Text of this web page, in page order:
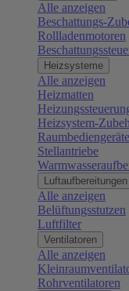
Alle anzeigen
Beschattungs-
Rollladenmotoren
Heizsysteme
Alle anzeigen
Heizmatten
Heizsystem-
Raumbediengeräte
Stellantriebe
Luftaufbereitungen
Alle anzeigen
Belüftungsstutzen
Luftfilter
Ventilatoren
Alle anzeigen
Rohrventilatoren